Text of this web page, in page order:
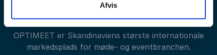
Afvis
OPTIMEET er Skandinaviens største internationale
markedsplads for møde- og eventbranchen.